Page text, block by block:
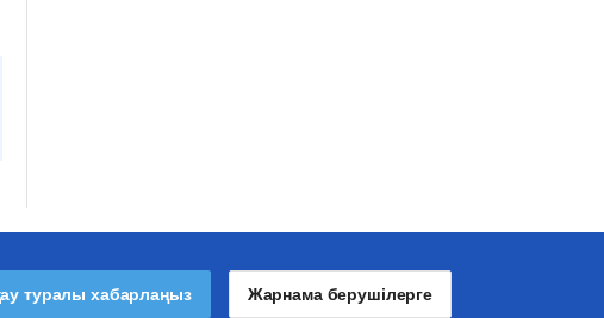
туралы хабарлаңыз Жарнама берушілерге